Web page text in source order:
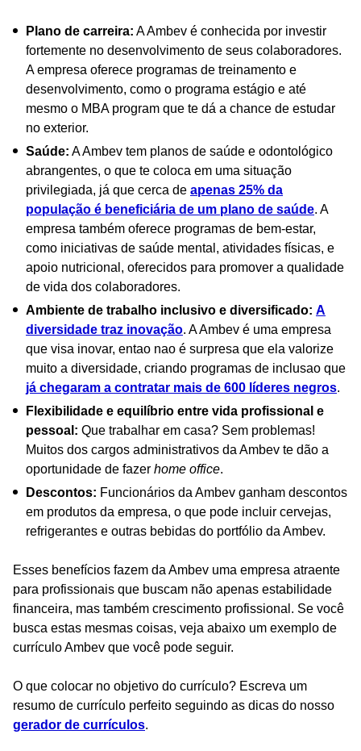
Plano de carreira: A Ambev é conhecida por investir
fortemente no desenvolvimento de seus colaboradores.
A empresa oferece programas de treinamento e
desenvolvimento, como o programa estágio e até
mesmo o MBA program que te dá a chance de estudar
no exterior.
Saúde: A Ambev tem planos de saúde e odontológico
abrangentes, o que te coloca em uma situação
privilegiada, já que cerca de apenas 25% da
população é beneficiária de um plano de saúde. A
empresa também oferece programas de bem-estar,
como iniciativas de saúde mental, atividades físicas, e
apoio nutricional, oferecidos para promover a qualidade
de vida dos colaboradores.
Ambiente de trabalho inclusivo e diversificado: A
diversidade traz inovação. A Ambev é uma empresa
que visa inovar, entao nao é surpresa que ela valorize
muito a diversidade, criando programas de inclusao que
já chegaram a contratar mais de 600 líderes negros.
Flexibilidade e equilíbrio entre vida profissional e
pessoal: Que trabalhar em casa? Sem problemas!
Muitos dos cargos administrativos da Ambev te dão a
oportunidade de fazer home office.
Descontos: Funcionários da Ambev ganham descontos
em produtos da empresa, o que pode incluir cervejas,
refrigerantes e outras bebidas do portfólio da Ambev.
Esses benefícios fazem da Ambev uma empresa atraente
para profissionais que buscam não apenas estabilidade
financeira, mas também crescimento profissional. Se você
busca estas mesmas coisas, veja abaixo um exemplo de
currículo Ambev que você pode seguir.
O que colocar no objetivo do currículo? Escreva um
resumo de currículo perfeito seguindo as dicas do nosso
gerador de currículos.